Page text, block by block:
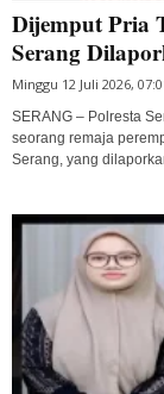
Dijemput Pria
Serang
Minggu 12 Juli 2026,
SERANG – Polresta
seorang remaja
Serang, yang